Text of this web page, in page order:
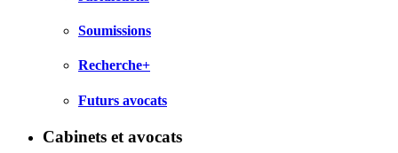
Soumissions
Recherche+
Futurs avocats
Cabinets et avocats